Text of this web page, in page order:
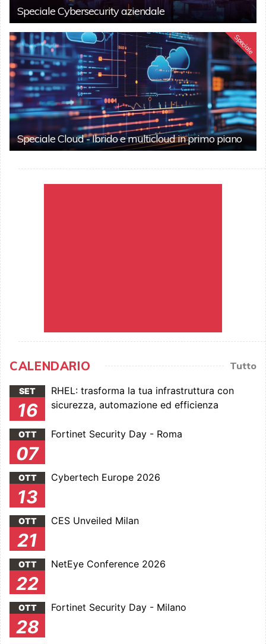
Speciale Cybersecurity aziendale
Speciale
Speciale Cloud - Ibrido e multicloud in primo piano
CALENDARIO Tutto
SET
16
RHEL: trasforma la tua infrastruttura con
sicurezza, automazione ed efficienza
OTT
07
Fortinet Security Day - Roma
OTT
13
Cybertech Europe 2026
OTT
21
CES Unveiled Milan
OTT
22
NetEye Conference 2026
OTT
28
Fortinet Security Day - Milano